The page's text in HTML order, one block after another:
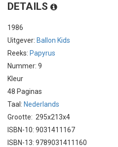
DETAILS
1986
Uitgever: Ballon Kids
Reeks: Papyrus
Nummer: 9
Kleur
48 Paginas
Taal: Nederlands
Grootte: 295x213x4
ISBN-10: 9031411167
ISBN-13: 9789031411160